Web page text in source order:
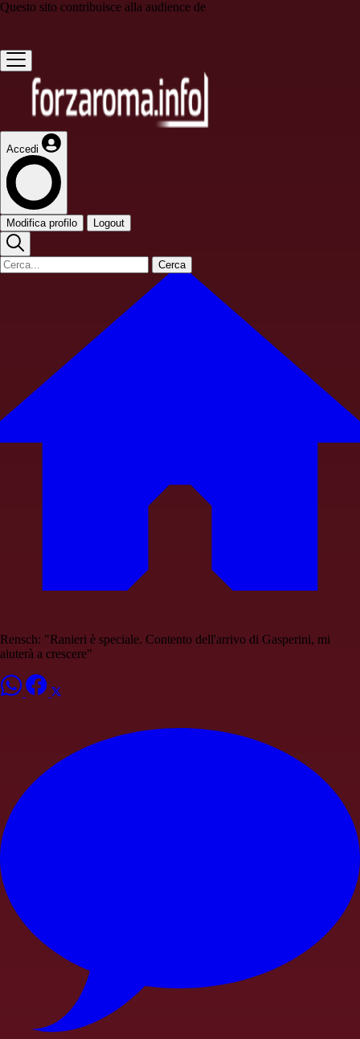
Questo sito contribuisce alla audience de
Accedi
Modifica profilo Logout
Cerca
Rensch: "Ranieri è speciale. Contento dell'arrivo di Gasperini, mi
aiuterà a crescere"